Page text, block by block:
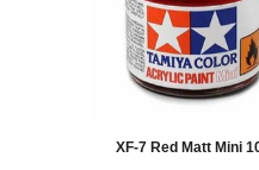
XF-7 Red Matt Mini